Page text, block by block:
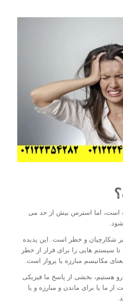
است، اما استرس بیش از حد می
شکارچیان و خطر است. این پدیده
سیستم هایی را برای فرار از خطر
مکانیسم مبارزه یا پرواز است.
هستیم، بخشی از پاسخ ما فیزیکی
ما یا برای ماندن و مبارزه و یا